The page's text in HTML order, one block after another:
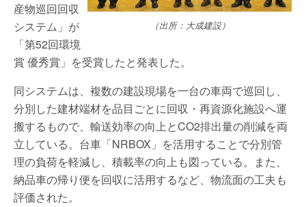
（出所：大成建設）
産物巡回回収
システム」が
「第52回環境
賞 優秀賞」を受賞したと発表した。
同システムは、複数の建設現場を一台の車両で巡回し、
分別した建材端材を品目ごとに回収・再資源化施設へ運
搬するもので、輸送効率の向上とCO2排出量の削減を両
立している。台車「NRBOX」を活用することで分別管
理の負荷を軽減し、積載率の向上も図っている。また、
納品車の帰り便を回収に活用するなど、物流面の工夫も
評価された。